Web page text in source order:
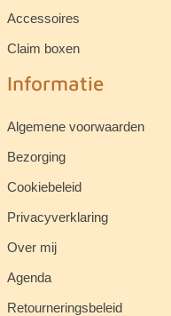
Accessoires
Claim boxen
Informatie
Algemene voorwaarden
Bezorging
Cookiebeleid
Privacyverklaring
Over mij
Agenda
Retourneringsbeleid